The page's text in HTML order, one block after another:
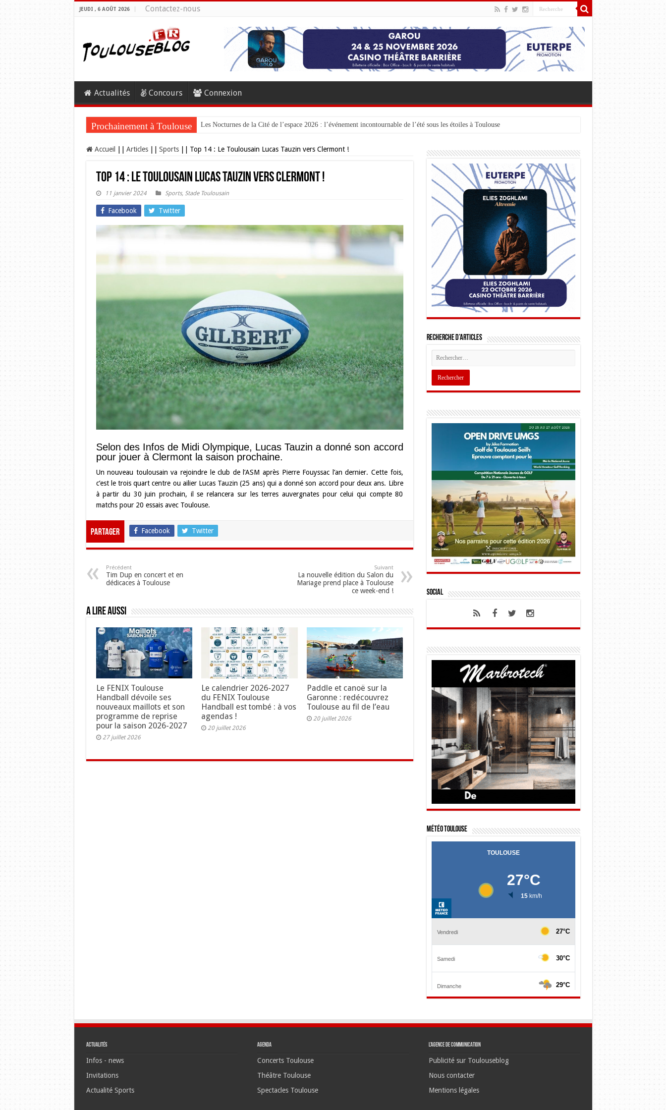
JEUDI , 6 AOÛT 2026 Contactez-nous
Actualités Concours Connexion
Prochainement à Toulouse Les Nocturnes de la Cité de l’espace 2026 : l’événement incontournable de l’été sous les étoiles à Toulouse
Accueil Articles Sports Top 14 : Le Toulousain Lucas Tauzin vers Clermont !
Top 14 : Le Toulousain Lucas Tauzin vers Clermont !
11 janvier 2024 Sports, Stade Toulousain
Facebook Twitter
Selon des Infos de Midi Olympique, Lucas Tauzin a donné son accord
pour jouer à Clermont la saison prochaine.
Un nouveau toulousain va rejoindre le club de l’ASM après Pierre Fouyssac l’an dernier. Cette fois,
c’est le trois quart centre ou ailier Lucas Tauzin (25 ans) qui a donné son accord pour deux ans. Libre
à partir du 30 juin prochain, il se relancera sur les terres auvergnates pour celui qui compte 80
matchs pour 20 essais avec Toulouse.
Partager Facebook Twitter
Précédent
Tim Dup en concert et en
dédicaces à Toulouse
Suivant
La nouvelle édition du Salon du
Mariage prend place à Toulouse
ce week-end !
A lire aussi
Le FENIX Toulouse
Handball dévoile ses
nouveaux maillots et son
programme de reprise
pour la saison 2026-2027
27 juillet 2026
Le calendrier 2026-2027
du FENIX Toulouse
Handball est tombé : à vos
agendas !
20 juillet 2026
Paddle et canoë sur la
Garonne : redécouvrez
Toulouse au fil de l’eau
20 juillet 2026
Recherche d’articles
Social
Météo Toulouse
Actualités
Infos - news
Invitations
Actualité Sports
Agenda
Concerts Toulouse
Théâtre Toulouse
Spectacles Toulouse
L’agence de communication
Publicité sur Toulouseblog
Nous contacter
Mentions légales